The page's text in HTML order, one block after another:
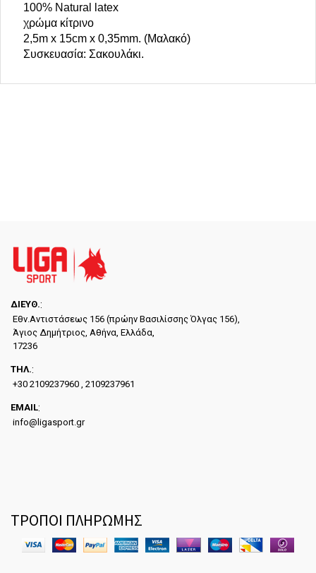
100% Natural latex
χρώμα κίτρινο
2,5m x 15cm x 0,35mm. (Μαλακό)
Συσκευασία: Σακουλάκι.
ΔΙΕYΘ.:
Εθν.Αντιστάσεως 156 (πρώην Βασιλίσσης Όλγας 156),
Άγιος Δημήτριος, Αθήνα, Ελλάδα,
17236
ΤΗΛ.:
+30 2109237960 , 2109237961
EMAIL:
info@ligasport.gr
ΤΡΟΠΟΙ ΠΛΗΡΩΜΗΣ